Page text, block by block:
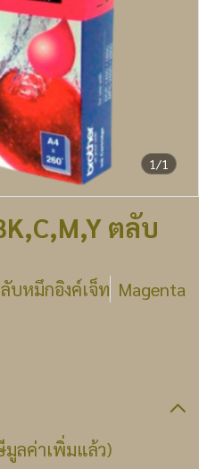
1/1
ตลับ
บหมึกอิงค์เจ็ท Magenta
มูลค่าเพิ่มแล้ว)